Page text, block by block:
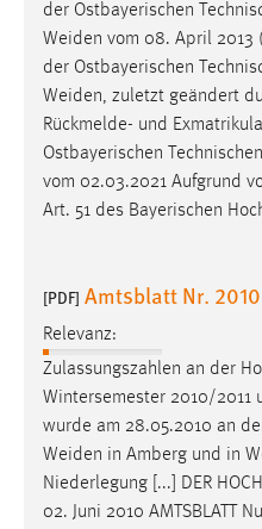
der Ostbayerischen
Weiden vom 08. April 2013
der Ostbayerischen
Weiden, zuletzt geändert
Rückmelde- und
Ostbayerischen
vom 02.03.2021 Aufgrund
Art. 51 des Bayerischen
[PDF] Amtsblatt Nr.
Relevanz:
Zulassungszahlen an der
Wintersemester 2010/2011
wurde am 28.05.2010 an
Weiden in Amberg und in
Niederlegung [...] DER
02. Juni 2010 AMTSBLATT